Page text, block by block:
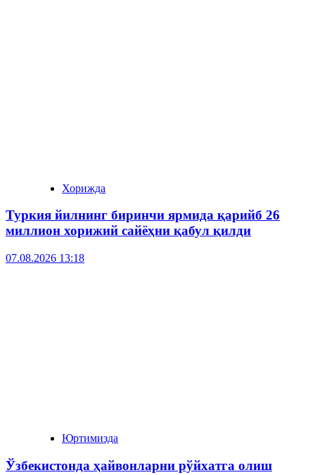
Хорижда
Туркия йилнинг биринчи ярмида қарийб 26
миллион хорижий сайёҳни қабул қилди
07.08.2026 13:18
Юртимизда
Ўзбекистонда ҳайвонларни рўйхатга олиш